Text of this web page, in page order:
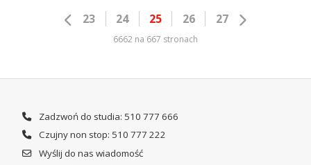
23 24 25 26 27
6662 na 667 stronach
Zadzwoń do studia: 510 777 666
Czujny non stop: 510 777 222
Wyślij do nas wiadomość